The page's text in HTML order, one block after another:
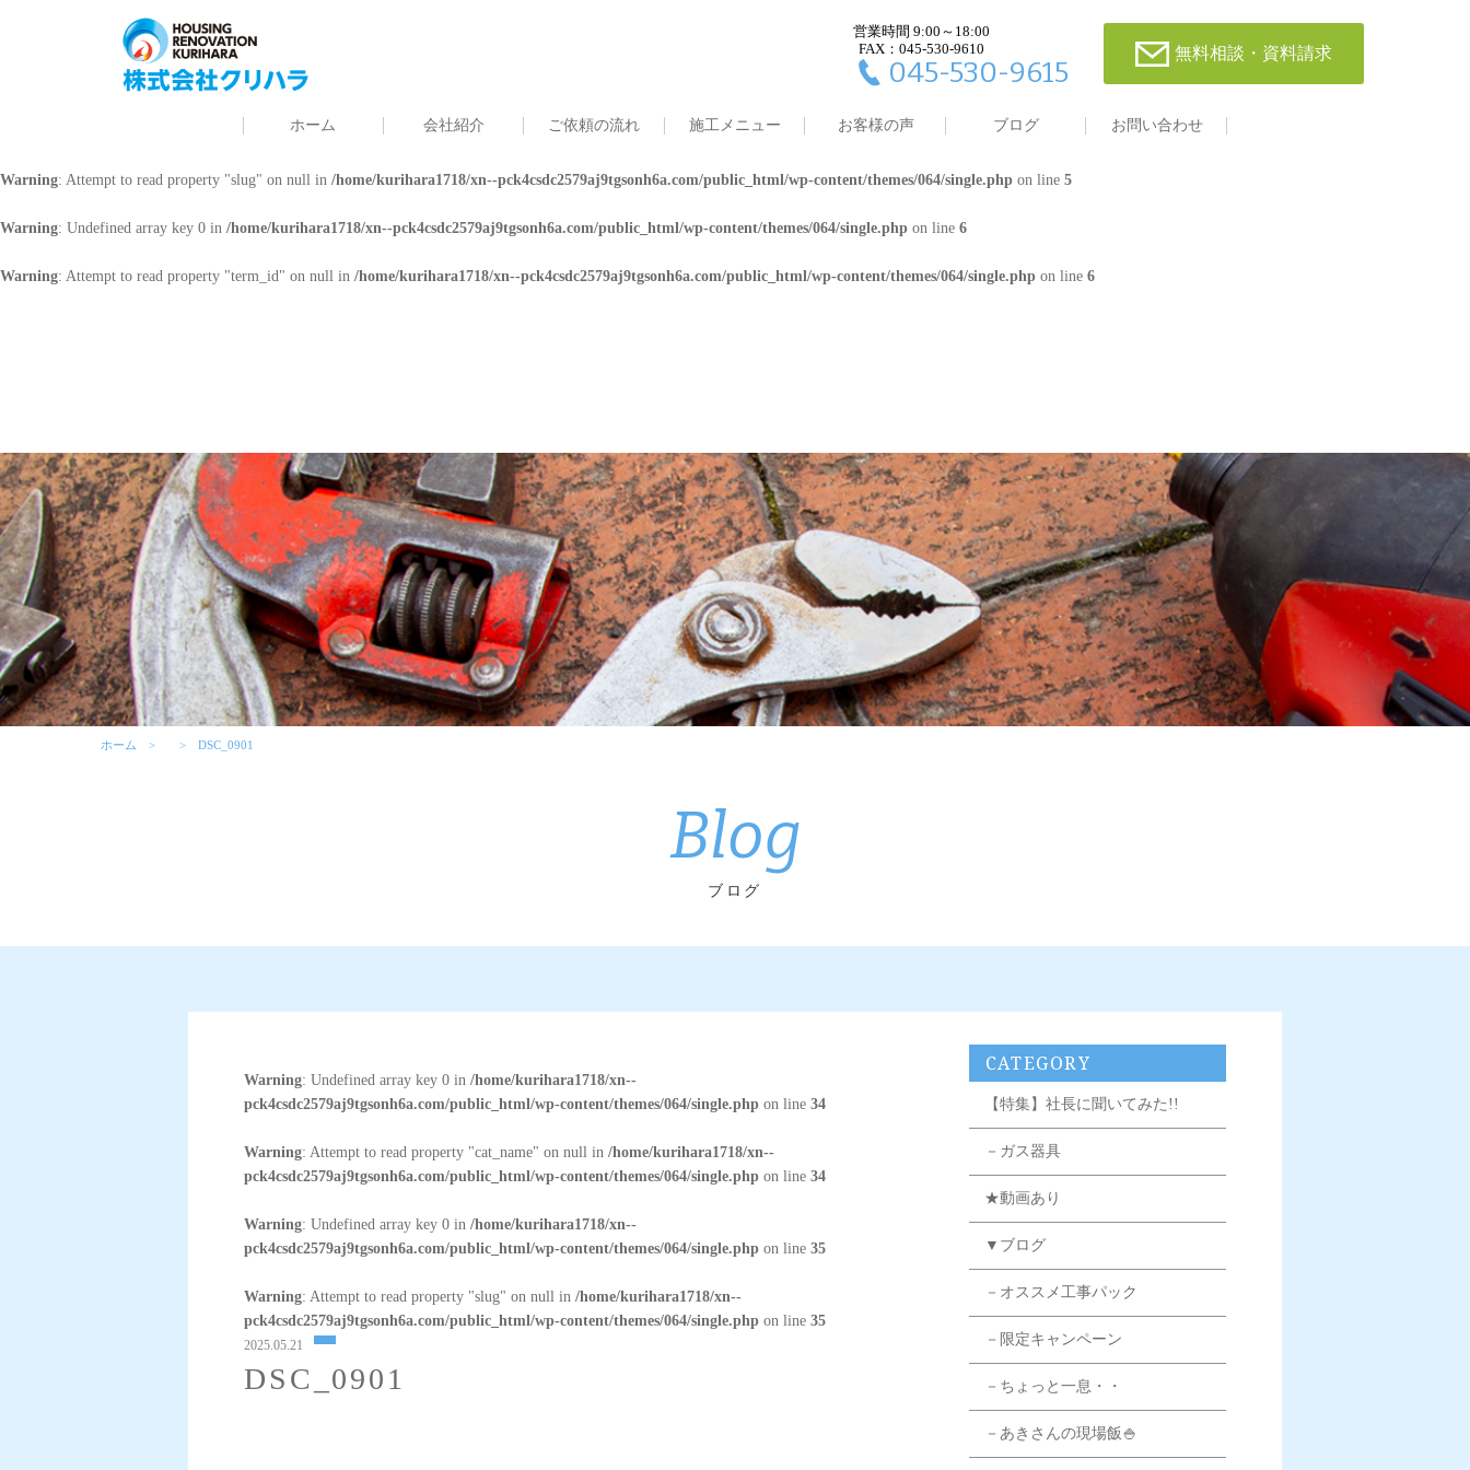
営業時間 9:00～18:00
FAX：045-530-9610
045-530-9615
無料相談・資料請求
ホーム 会社紹介 ご依頼の流れ 施工メニュー お客様の声 ブログ お問い合わせ
: Undefined array key 0 in/home/kurihara1718/xn--pck4csdc2579aj9tgsonh6a.com/public_html/wp-content/themes/064/single.phpon line4
: Attempt to read property "cat_name" on null in /home/kurihara1718/xn--pck4csdc2579aj9tgsonh6a.com/public_html/wp-content/themes/064/single.phpon line 4
/home/kurihara1718/xn--pck4csdc2579aj9tgsonh6a.com/public_html/wp-content/themes/064/single.phpon line
Warning: Attempt to read property "slug" on null in /home/kurihara1718/xn--pck4csdc2579aj9tgsonh6a.com/public_html/wp-content/themes/064/single.php on line 5
Warning: Undefined array key 0 in /home/kurihara1718/xn--pck4csdc2579aj9tgsonh6a.com/public_html/wp-content/themes/064/single.php on line 6
Warning: Attempt to read property "term_id" on null in /home/kurihara1718/xn--pck4csdc2579aj9tgsonh6a.com/public_html/wp-content/themes/064/single.php on line 6
ホーム DSC_0901
Blog
ブログ
Warning: Undefined array key 0 in/home/kurihara1718/xn--
pck4csdc2579aj9tgsonh6a.com/public_html/wp-content/themes/064/single.php on line34
Warning: Attempt to read property "cat_name" on null in/home/kurihara1718/xn--
pck4csdc2579aj9tgsonh6a.com/public_html/wp-content/themes/064/single.php on line34
Warning: Undefined array key 0 in/home/kurihara1718/xn--
pck4csdc2579aj9tgsonh6a.com/public_html/wp-content/themes/064/single.php on line35
Warning: Attempt to read property "slug" on null in/home/kurihara1718/xn--
pck4csdc2579aj9tgsonh6a.com/public_html/wp-content/themes/064/single.php on line35
2025.05.21
DSC_0901
CATEGORY
【特集】社長に聞いてみた!!
－ガス器具
★動画あり
▼ブログ
－オススメ工事パック
－限定キャンペーン
－ちょっと一息・・
－あきさんの現場飯🍚